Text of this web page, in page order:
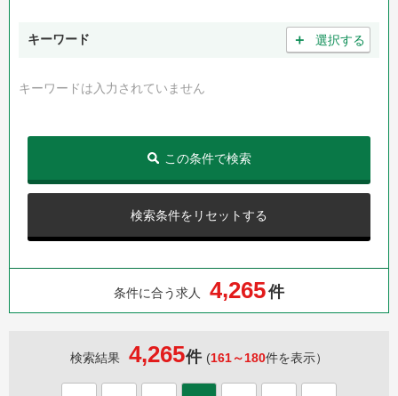
キーワード ＋ 選択する
キーワードは入力されていません
検索条件をリセットする
この条件で検索
条件に合う求人 4,265件
検索結果 4,265件 (161～180件を表示）